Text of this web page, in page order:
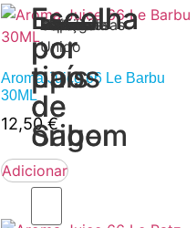
Escolha
por
tipos
de
Sabor
Tabaco
Frutas
Bebidas
Frescos
Sobremesas
Escolha
por
país
de
origem
Portugal
Alemanha
USA
Reino
Unido
Canadá
França
Malásia
Filipinas
Espanha
Polónia
Grécia
Aroma Juice 66 Le Barbu
30ML
12,50€
Adicionar